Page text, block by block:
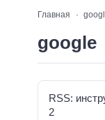
Главная
google
RSS:
2